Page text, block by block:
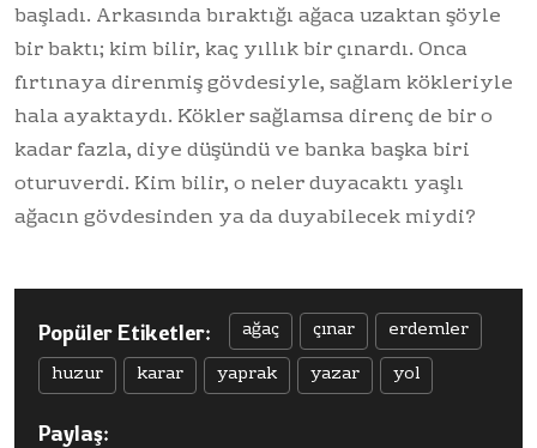
başladı. Arkasında bıraktığı ağaca uzaktan şöyle
bir baktı; kim bilir, kaç yıllık bir çınardı. Onca
fırtınaya direnmiş gövdesiyle, sağlam kökleriyle
hala ayaktaydı. Kökler sağlamsa direnç de bir o
kadar fazla, diye düşündü ve banka başka biri
oturuverdi. Kim bilir, o neler duyacaktı yaşlı
ağacın gövdesinden ya da duyabilecek miydi?
Popüler Etiketler: ağaç çınar
erdemler
huzur
karar yaprak yazar yol
Paylaş: